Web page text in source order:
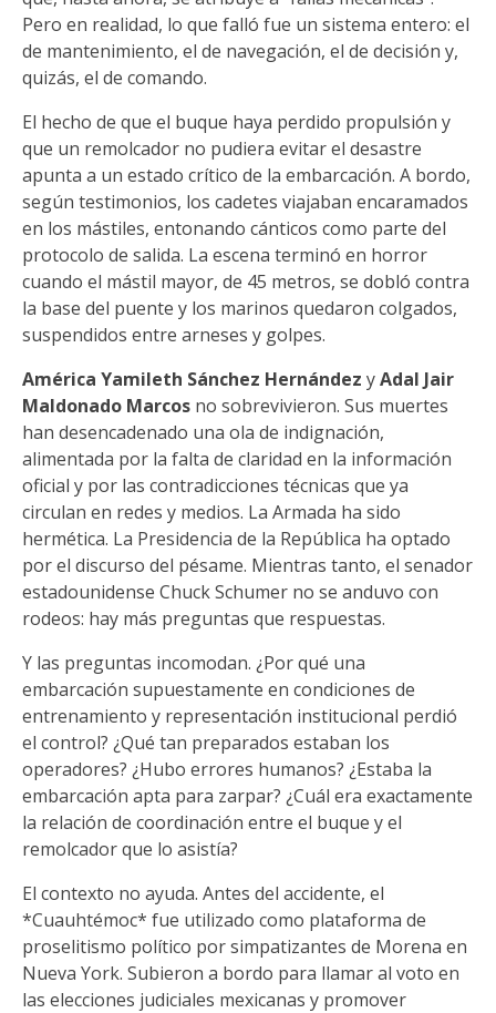
Pero en realidad, lo que falló fue un sistema entero: el
de mantenimiento, el de navegación, el de decisión y,
quizás, el de comando.
El hecho de que el buque haya perdido propulsión y
que un remolcador no pudiera evitar el desastre
apunta a un estado crítico de la embarcación. A bordo,
según testimonios, los cadetes viajaban encaramados
en los mástiles, entonando cánticos como parte del
protocolo de salida. La escena terminó en horror
cuando el mástil mayor, de 45 metros, se dobló contra
la base del puente y los marinos quedaron colgados,
suspendidos entre arneses y golpes.
América Yamileth Sánchez Hernández yAdal Jair
Maldonado Marcos no sobrevivieron. Sus muertes
han desencadenado una ola de indignación,
alimentada por la falta de claridad en la información
oficial y por las contradicciones técnicas que ya
circulan en redes y medios. La Armada ha sido
hermética. La Presidencia de la República ha optado
por el discurso del pésame. Mientras tanto, el senador
estadounidense Chuck Schumer no se anduvo con
rodeos: hay más preguntas que respuestas.
Y las preguntas incomodan. ¿Por qué una
embarcación supuestamente en condiciones de
entrenamiento y representación institucional perdió
el control? ¿Qué tan preparados estaban los
operadores? ¿Hubo errores humanos? ¿Estaba la
embarcación apta para zarpar? ¿Cuál era exactamente
la relación de coordinación entre el buque y el
remolcador que lo asistía?
El contexto no ayuda. Antes del accidente, el
*Cuauhtémoc* fue utilizado como plataforma de
proselitismo político por simpatizantes de Morena en
Nueva York. Subieron a bordo para llamar al voto en
las elecciones judiciales mexicanas y promover